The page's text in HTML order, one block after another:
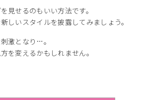
見せるのもいい方法です。
しいスタイルを披露してみましょう。
激となり…。
を変えるかもしれません。